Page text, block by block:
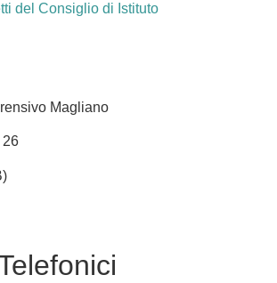
del Consiglio di Istituto
Magliano
26